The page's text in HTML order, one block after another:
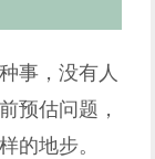
事，没有人
预估问题，
的地步。